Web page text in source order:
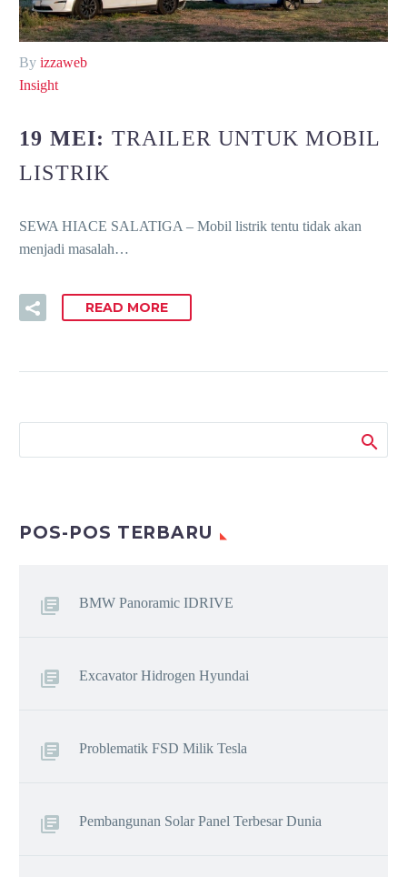
By izzaweb
Insight
19 MEI: TRAILER UNTUK MOBIL
LISTRIK
SEWA HIACE SALATIGA – Mobil listrik tentu tidak akan
menjadi masalah…
READ MORE
POS-POS TERBARU
BMW Panoramic IDRIVE
Excavator Hidrogen Hyundai
Problematik FSD Milik Tesla
Pembangunan Solar Panel Terbesar Dunia